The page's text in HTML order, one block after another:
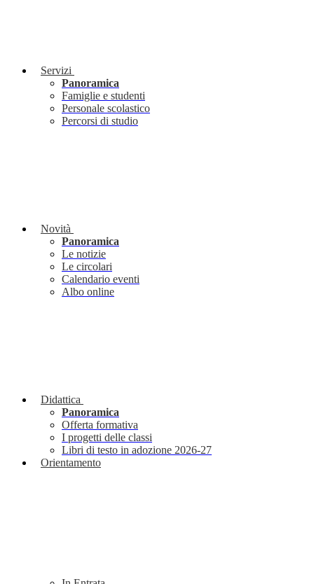
Servizi
Panoramica
Famiglie e studenti
Personale scolastico
Percorsi di studio
Novità
Panoramica
Le notizie
Le circolari
Calendario eventi
Albo online
Didattica
Panoramica
Offerta formativa
I progetti delle classi
Libri di testo in adozione 2026-27
Orientamento